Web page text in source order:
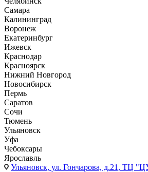
Самара
Калининград
Воронеж
Екатеринбург
Ижевск
Краснодар
Красноярск
Нижний Новгород
Новосибирск
Пермь
Саратов
Сочи
Тюмень
Ульяновск
Уфа
Чебоксары
Ярославль
Ульяновск, ул. Гончарова, д.21, ТЦ